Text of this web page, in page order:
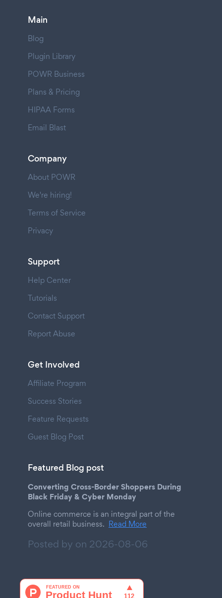
Main
Blog
Plugin Library
POWR Business
Plans & Pricing
HIPAA Forms
Email Blast
Company
About POWR
We're hiring!
Terms of Service
Privacy
Support
Help Center
Tutorials
Contact Support
Report Abuse
Get Involved
Affiliate Program
Success Stories
Feature Requests
Guest Blog Post
Featured Blog post
Converting Cross-Border Shoppers During
Black Friday & Cyber Monday
Online commerce is an integral part of the
overall retail business. Read More
Posted by on 2026-08-06